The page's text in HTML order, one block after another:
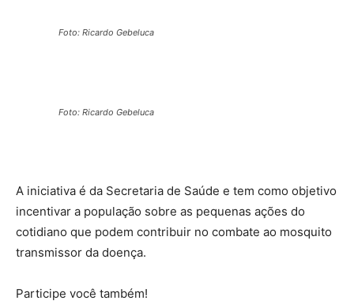
Foto: Ricardo Gebeluca
Foto: Ricardo Gebeluca
A iniciativa é da Secretaria de Saúde e tem como objetivo
incentivar a população sobre as pequenas ações do
cotidiano que podem contribuir no combate ao mosquito
transmissor da doença.
Participe você também!